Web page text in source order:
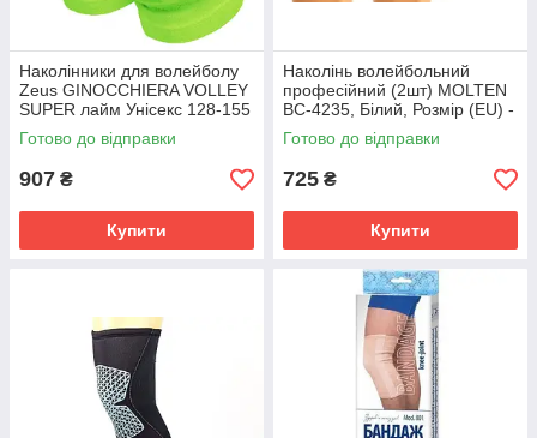
Наколінники для волейболу
Zeus GINOCCHIERA VOLLEY
SUPER лайм Унісекс 128-155
см Z01805
Готово до відправки
907 ₴
Купити
Наколінь волейбольний
професійний (2шт) MOLTEN
BC-4235, Білий, Розмір (EU) -
1SIZE
Готово до відправки
725 ₴
Купити